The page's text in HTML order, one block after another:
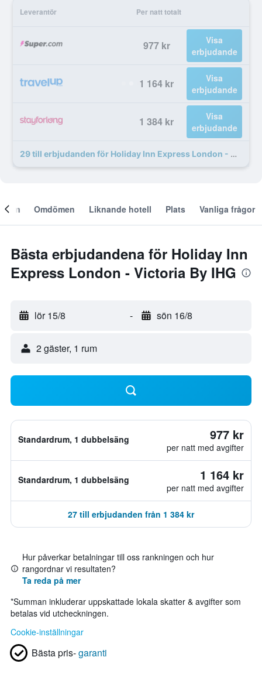
Leverantör Per natt totalt
977 kr
Visa
erbjudande
1 164 kr
Visa
erbjudande
1 384 kr
Visa
erbjudande
29 till erbjudanden för Holiday Inn Express London - Victoria By IHG
Om Omdömen Liknande hotell Plats Vanliga frågor
Bästa erbjudandena för Holiday Inn
Express London - Victoria By IHG
lör 15/8 - sön 16/8
2 gäster, 1 rum
Standardrum, 1 dubbelsäng 977 kr
per natt med avgifter
Standardrum, 1 dubbelsäng 1 164 kr
per natt med avgifter
27 till erbjudanden från 1 384 kr
Hur påverkar betalningar till oss rankningen och hur
rangordnar vi resultaten?
Ta reda på mer
*Summan inkluderar uppskattade lokala skatter & avgifter som
betalas vid utcheckningen.
Cookie-inställningar
Bästa pris-garanti